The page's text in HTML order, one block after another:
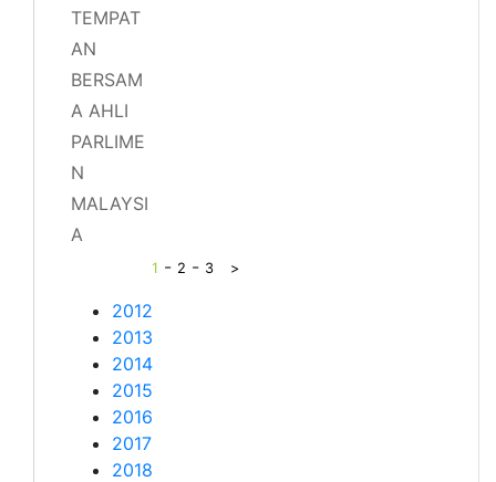
TEMPAT
AN
BERSAM
A AHLI
PARLIME
N
MALAYSI
A
1 - 2 - 3 >
2012
2013
2014
2015
2016
2017
2018